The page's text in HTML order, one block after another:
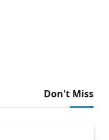
Don't Miss